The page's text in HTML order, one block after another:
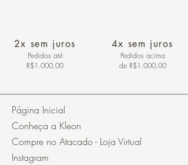
2x sem juros
Pedidos até
R$1.000,00
4x sem juros
Pedidos acima
de R$1.000,00
Página Inicial
Conheça a Kleon
Compre no Atacado - Loja Virtual
Instagram